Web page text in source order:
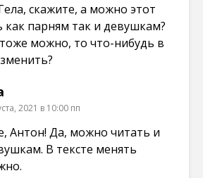
скажите, а можно этот
как парням так и девушкам?
можно, то что-нибудь в
2021 в 10:00 пп
Антон! Да, можно читать и
В тексте менять